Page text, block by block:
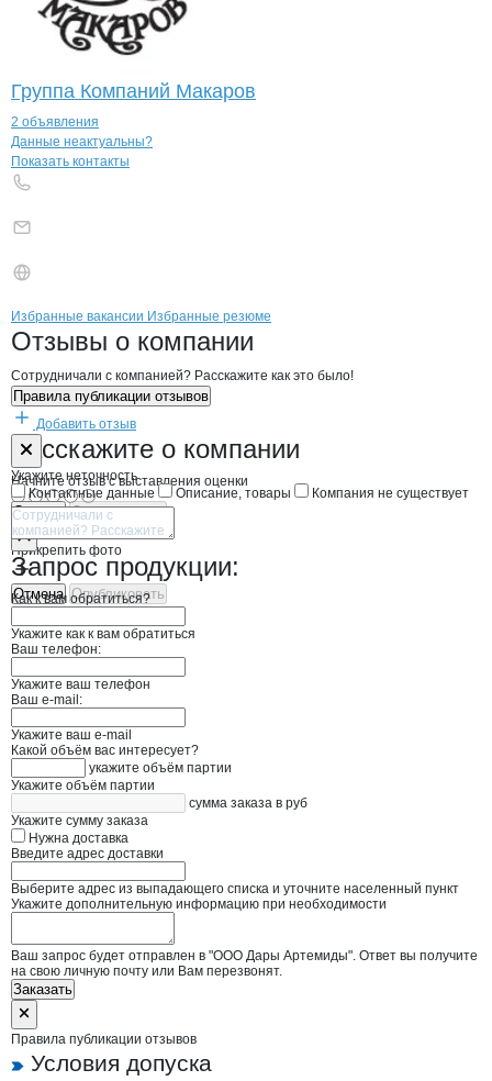
Группа Компаний Макаров
2 объявления
Контактыкомпании
+7(800)000-00-..
Данные неактуальны?
Показать контакты
Брендыкомпани Дары Артемиды
Вакансии вДары Артемиды
Избранные вакансии Избранные резюме
Новости oДары Артемиды, ООО
Отзывы о компании
Сотрудничали с компанией? Расскажите как это было!
Правила публикации отзывов
Добавить отзыв
Расскажите о компании
Начните отзыв с выставления оценки
Прикрепить фото
Отмена Опубликовать
Форма обратной связи о неточностях
Укажите неточность
Контактные данные
Описание, товары Компания не существует
Отмена Опубликовать
Запрос продукции:
Как к вам обратиться?
Укажите как к вам обратиться
Ваш телефон:
Укажите ваш телефон
Ваш e-mail:
Укажите ваш e-mail
Какой объём вас интересует?
укажите объём партии
Укажите объём партии
сумма заказа в руб
Укажите сумму заказа
Нужна доставка
Введите адрес доставки
Выберите адрес из выпадающего списка и уточните населенный пункт
Укажите дополнительную информацию при необходимости
Ваш запрос будет отправлен в "ООО Дары Артемиды". Ответ вы получите
на свою личную почту или Вам перезвонят.
Заказать
Правила публикации отзывов
Условия допуска